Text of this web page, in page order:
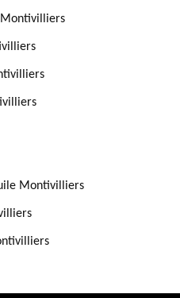
Montivilliers